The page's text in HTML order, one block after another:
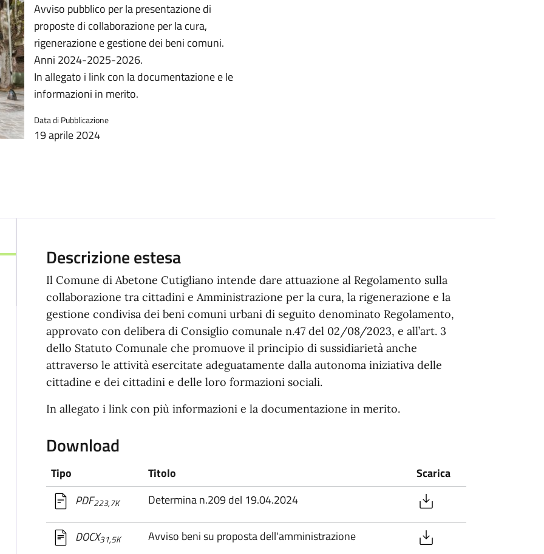
Avviso pubblico per la presentazione di
proposte di collaborazione per la cura,
rigenerazione e gestione dei beni comuni.
Anni 2024-2025-2026.
In allegato i link con la documentazione e le
informazioni in merito.
Data di Pubblicazione
19 aprile 2024
Descrizione estesa
Il Comune di Abetone Cutigliano intende dare attuazione al Regolamento sulla
collaborazione tra cittadini e Amministrazione per la cura, la rigenerazione e la
gestione condivisa dei beni comuni urbani di seguito denominato Regolamento,
approvato con delibera di Consiglio comunale n.47 del 02/08/2023, e all’art. 3
dello Statuto Comunale che promuove il principio di sussidiarietà anche
attraverso le attività esercitate adeguatamente dalla autonoma iniziativa delle
cittadine e dei cittadini e delle loro formazioni sociali.
In allegato i link con più informazioni e la documentazione in merito.
Download
Tipo Titolo
Scarica
PDF223,7K Determina n.209 del 19.04.2024
DOCX31,5K Avviso beni su proposta dell'amministrazione